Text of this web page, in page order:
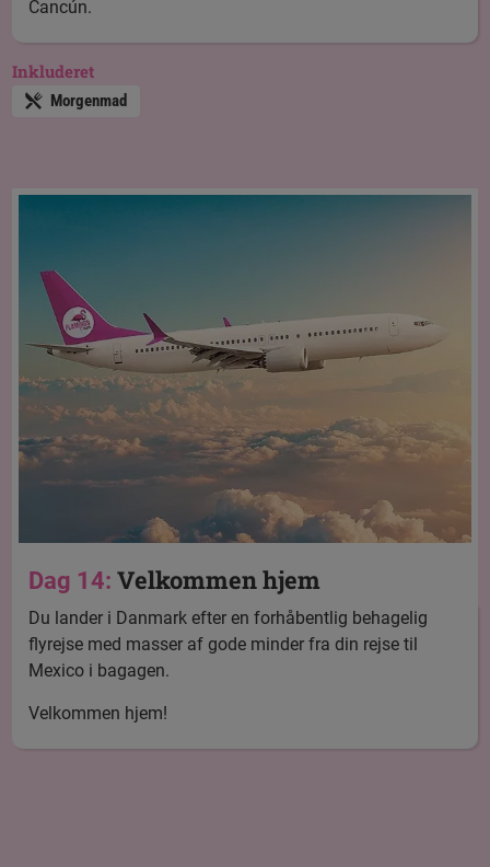
Cancún.
Inkluderet
Morgenmad
Dag 14:Velkommen hjem
Du lander i Danmark efter en forhåbentlig behagelig
flyrejse med masser af gode minder fra din rejse til
Mexico i bagagen.
Velkommen hjem!